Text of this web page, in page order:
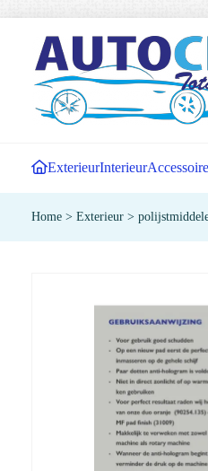
ExterieurInterieur
Home > Exterieur >